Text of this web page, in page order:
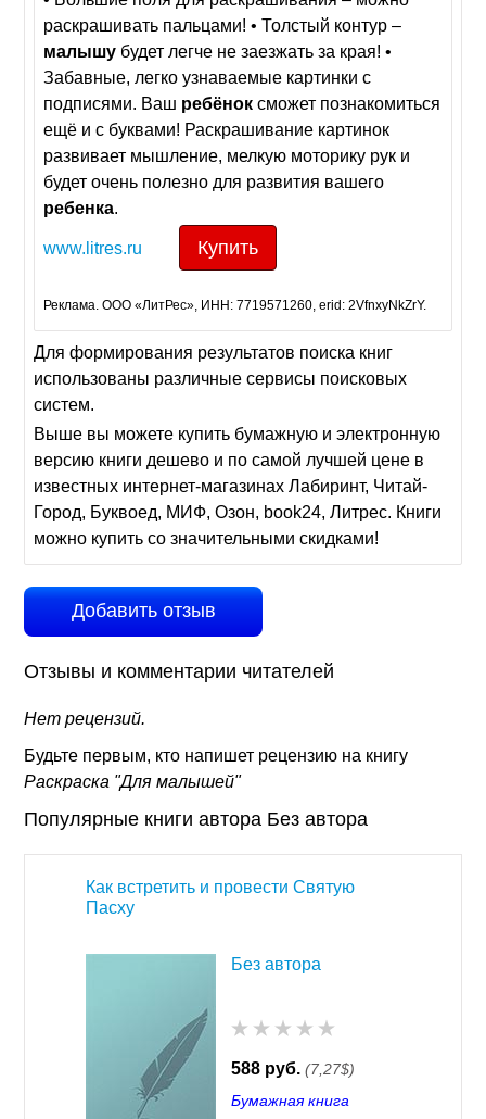
раскрашивать пальцами! • Толстый контур –
малышу будет легче не заезжать за края! •
Забавные, легко узнаваемые картинки с
подписями. Ваш ребёнок сможет познакомиться
ещё и с буквами! Раскрашивание картинок
развивает мышление, мелкую моторику рук и
будет очень полезно для развития вашего
ребенка.
www.litres.ru Купить
Реклама. ООО «ЛитРес», ИНН: 7719571260, erid: 2VfnxyNkZrY.
Для формирования результатов поиска книг
использованы различные сервисы поисковых
систем.
Выше вы можете купить бумажную и электронную
версию книги дешево и по самой лучшей цене в
известных интернет-магазинах Лабиринт, Читай-
Город, Буквоед, МИФ, Озон, book24, Литрес. Книги
можно купить со значительными скидками!
Добавить отзыв
Отзывы и комментарии читателей
Нет рецензий.
Будьте первым, кто напишет рецензию на книгу
Раскраска "Для малышей"
Популярные книги автора Без автора
Как встретить и провести Святую
Пасху
Без автора
588 руб. (7,27$)
Бумажная книга